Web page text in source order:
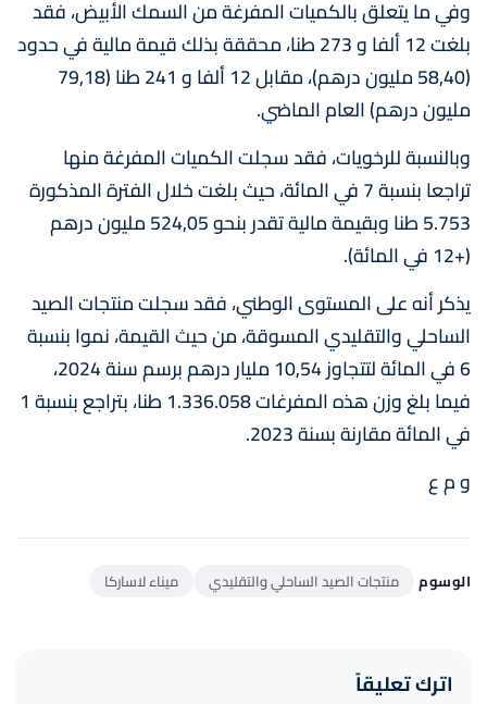
وفي ما يتعلق بالكميات المفرغة من السمك الأبيض، فقد
بلغت 12 ألفا و 273 طنا، محققة بذلك قيمة مالية في حدود
(58,40 مليون درهم)، مقابل 12 ألفا و 241 طنا (79,18
مليون درهم) العام الماضي.
وبالنسبة للرخويات، فقد سجلت الكميات المفرغة منها
تراجعا بنسبة 7 في المائة، حيث بلغت خلال الفترة المذكورة
5.753 طنا وبقيمة مالية تقدر بنحو 524,05 مليون درهم
(+12 في المائة).
يذكر أنه على المستوى الوطني، فقد سجلت منتجات الصيد
الساحلي والتقليدي المسوقة، من حيث القيمة، نموا بنسبة
6 في المائة لتتجاوز 10,54 مليار درهم برسم سنة 2024،
فيما بلغ وزن هذه المفرغات 1.336.058 طنا، بتراجع بنسبة 1
في المائة مقارنة بسنة 2023.
و م ع
الوسوم منتجات الصيد الساحلي والتقليدي ميناء لاساركا
اترك تعليقاً